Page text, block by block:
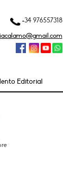
+34 976557318
Editorial